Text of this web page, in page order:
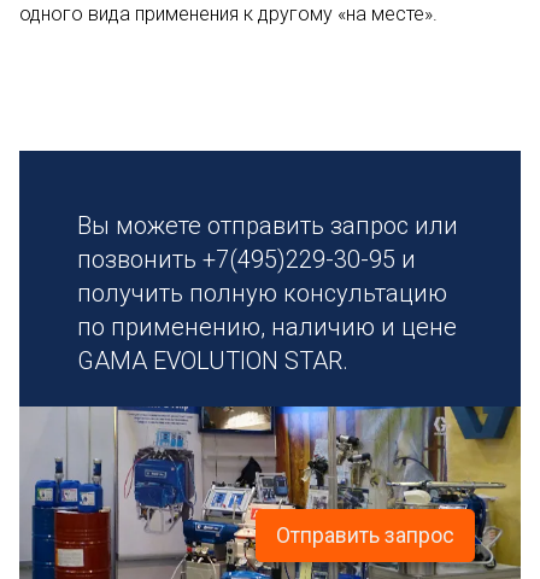
одного вида применения к другому «на месте».
Вы можете отправить запрос или
позвонить +7(495)229-30-95 и
получить полную консультацию
по применению, наличию и цене
GAMA EVOLUTION STAR.
Отправить запрос